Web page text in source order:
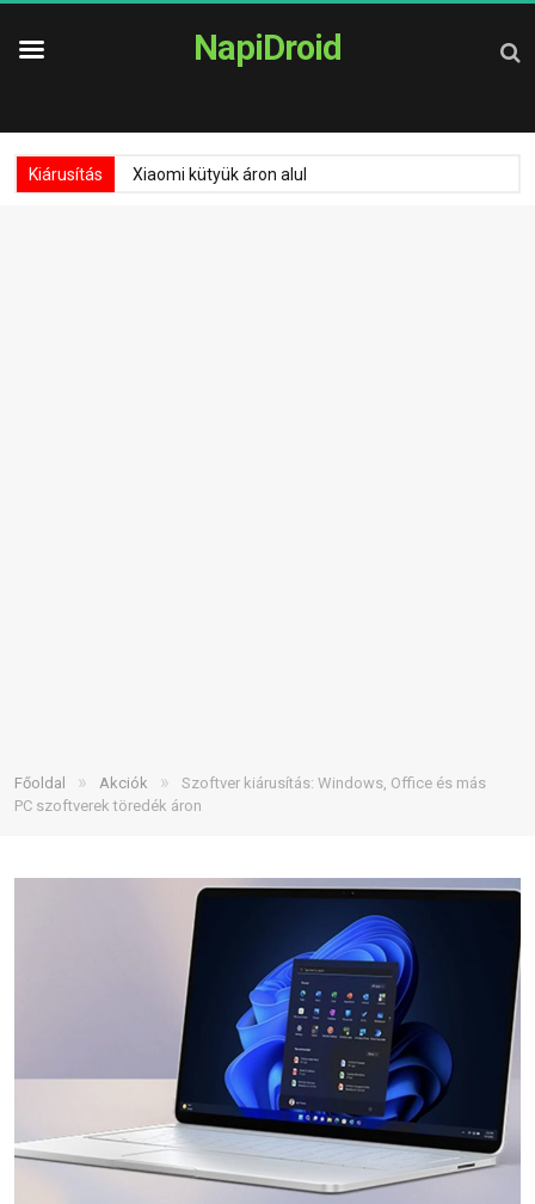
NapiDroid
Kiárusítás Xiaomi kütyük áron alul
Főoldal » Akciók »
Szoftver kiárusítás: Windows, Office és más
PC szoftverek töredék áron